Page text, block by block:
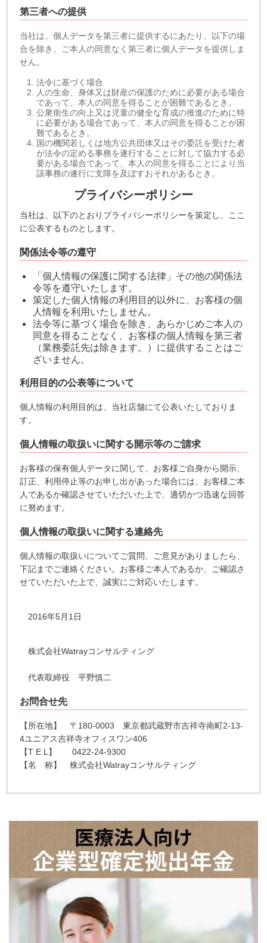
第三者への提供
当社は、個人データを第三者に提供するにあたり、以下の場
合を除き、ご本人の同意なく第三者に個人データを提供しま
せん。
法令に基づく場合
人の生命、身体又は財産の保護のために必要がある場合
であって、本人の同意を得ることが困難であるとき。
公衆衛生の向上又は児童の健全な育成の推進のために特
に必要がある場合であって、本人の同意を得ることが困
難であるとき。
国の機関若しくは地方公共団体又はその委託を受けた者
が法令の定める事務を遂行することに対して協力する必
要がある場合であって、本人の同意を得ることにより当
該事務の遂行に支障を及ぼすおそれがあるとき。
プライバシーポリシー
当社は、以下のとおりプライバシーポリシーを策定し、ここ
に公表するものとします。
関係法令等の遵守
「個人情報の保護に関する法律」その他の関係法
令等を遵守いたします。
策定した個人情報の利用目的以外に、お客様の個
人情報を利用いたしません。
法令等に基づく場合を除き、あらかじめご本人の
同意を得ることなく、お客様の個人情報を第三者
（業務委託先は除きます。）に提供することはご
ざいません。
利用目的の公表等について
個人情報の利用目的は、当社店舗にて公表いたしておりま
す。
個人情報の取扱いに関する開示等のご請求
お客様の保有個人データに関して、お客様ご自身から開示、
訂正、利用停止等のお申し出があった場合には、お客様ご本
人であるか確認させていただいた上で、適切かつ迅速な回答
に努めます。
個人情報の取扱いに関する連絡先
個人情報の取扱いについてご質問、ご意見がありましたら、
下記までご連絡ください。お客様ご本人であるか、ご確認さ
せていただいた上で、誠実にご対応いたします。
2016年5月1日
株式会社Watrayコンサルティング
代表取締役 平野慎二
お問合せ先
【所在地】 〒180-0003 東京都武蔵野市吉祥寺南町2-13-
4ユニアス吉祥寺オフィスワン406
【T E L】 0422-24-9300
【名 称】 株式会社Watrayコンサルティング